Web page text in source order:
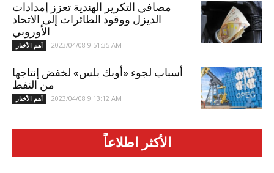
مصافي التكرير الهندية تعزز إمدادات
الديزل ووقود الطائرات إلى الاتحاد
الأوروبي
أهم الأخبار 2023/04/08 9:51:35 AM
أسباب لجوء «أوبك بلس» لخفض إنتاجها
من النفط
أهم الأخبار 2023/04/08 9:13:12 AM
الأكثر اطلاعاً